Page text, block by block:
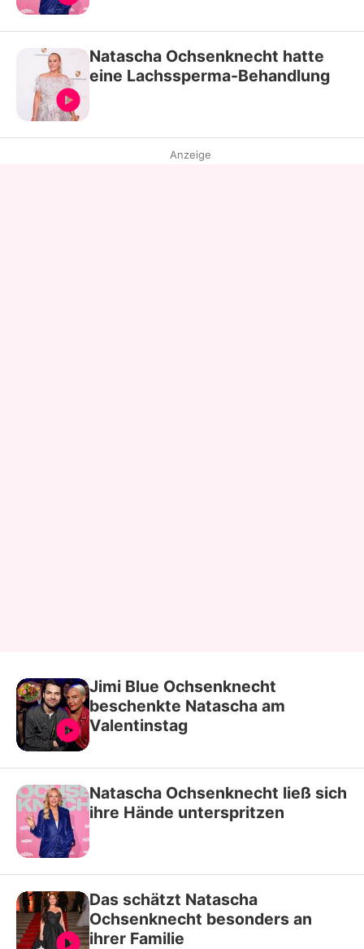
Natascha Ochsenknecht hatte
eine Lachssperma-Behandlung
Anzeige
Jimi Blue Ochsenknecht
beschenkte Natascha am
Valentinstag
Natascha Ochsenknecht ließ sich
ihre Hände unterspritzen
Das schätzt Natascha
Ochsenknecht besonders an
ihrer Familie